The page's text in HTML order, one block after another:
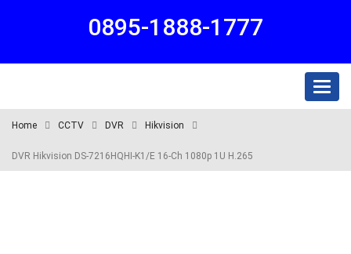
0895-1888-1777
Home CCTV DVR Hikvision
DVR Hikvision DS-7216HQHI-K1/E 16-Ch 1080p 1U H.265